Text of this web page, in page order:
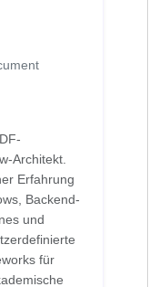
Architekt.
Erfahrung
Backend-
und
für